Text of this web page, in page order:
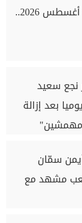
سعر الذهب اليوم الجمعة 7 أغسطس 2026..
نجع سعيد
يوميا بعد إزالة
مهمشين"
أيمن سمّان
مشهد مع